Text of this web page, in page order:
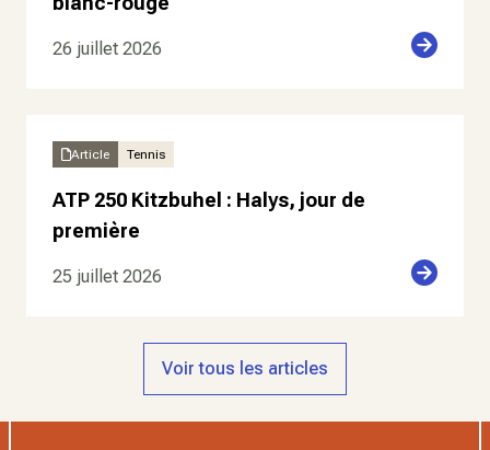
26 juillet 2026
Article Tennis
ATP 250 Kitzbuhel : Halys, jour de
première
25 juillet 2026
Voir tous les articles